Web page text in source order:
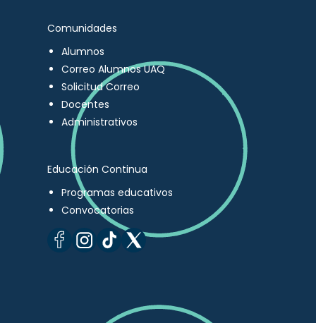
Comunidades
Alumnos
Correo Alumnos UAQ
Solicitud Correo
Docentes
Administrativos
Educación Continua
Programas educativos
Convocatorias